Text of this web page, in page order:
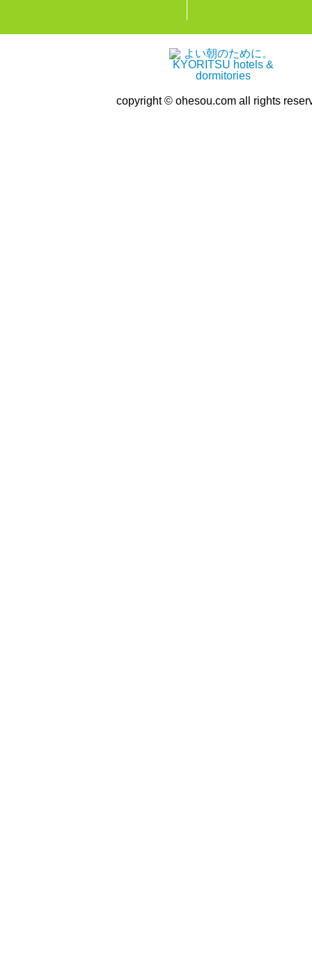
copyright © ohesou.com all rights